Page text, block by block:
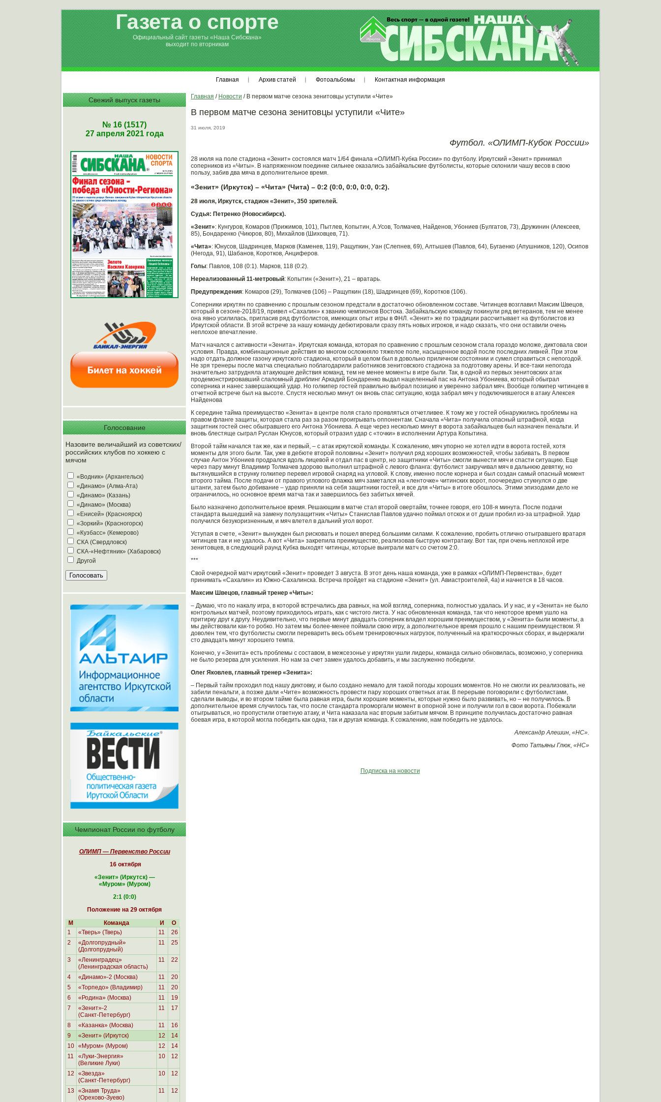
Газета о спорте
Официальный сайт газеты «Наша Сибскана»
выходит по вторникам
Главная Архив статей Фотоальбомы Контактная информация
Свежий выпуск газеты
№ 16 (1517)
27 апреля 2021 года
Голосование
Назовите величайший из советских/
российских клубов по хоккею с
мячом
«Водник» (Архангельск)
«Динамо» (Алма-Ата)
«Динамо» (Казань)
«Динамо» (Москва)
«Енисей» (Красноярск)
«Зоркий» (Красногорск)
«Кузбасс» (Кемерово)
СКА (Свердловск)
СКА-«Нефтяник» (Хабаровск)
Другой
Чемпионат России по футболу
ОЛИМП — Первенство России
16 октября
«Зенит» (Иркутск) —
«Муром» (Муром)
2:1 (0:0)
Положение на 29 октября
М
Команда И
О
1
«Тверь» (Тверь) 11
26
2
«Долгопрудный»
(Долгопрудный)
11 25
3
«Ленинградец»
(Ленинградская область)
11 22
4 «Динамо»-2 (Москва) 11
20
5
«Торпедо» (Владимир) 11
20
6
«Родина» (Москва) 11
19
7
«Зенит»-2
(Санкт-Петербург)
11 17
8 «Казанка» (Москва) 11
16
9
«Зенит» (Иркутск) 12
14
10 «Муром» (Муром) 12
14
11
«Луки-Энергия»
(Великие Луки)
10 12
12
«Звезда»
(Санкт-Петербург)
10 12
13
«Знамя Труда»
(Орехово-Зуево)
11 12
Главная / Новости / В первом матче сезона зенитовцы уступили «Чите»
В первом матче сезона зенитовцы уступили «Чите»
31 июля, 2019
Футбол. «ОЛИМП-Кубок России»
28 июля на поле стадиона «Зенит» состоялся матч 1/64 финала «ОЛИМП-Кубка России» по футболу. Иркутский «Зенит» принимал
соперников из «Читы». В напряженном поединке сильнее оказались забайкальские футболисты, которые склонили чашу весов в свою
пользу, забив два мяча в дополнительное время.
«Зенит» (Иркутск) – «Чита» (Чита) – 0:2 (0:0, 0:0, 0:0, 0:2).
28 июля, Иркутск, стадион «Зенит», 350 зрителей.
Судья: Петренко (Новосибирск).
«Зенит»: Кунгуров, Комаров (Прижимов, 101), Пытлев, Копытин, А.Усов, Толмачев, Найденов, Убониев (Булгатов, 73), Дружинин (Алексеев,
85), Бондаренко (Чиюров, 80), Михайлов (Шиховцев, 71).
«Чита»: Юнусов, Шадринцев, Марков (Каменев, 119), Ращупкин, Уан (Слепнев, 69), Алтышев (Павлов, 64), Бугаенко (Апушников, 120), Осипов
(Негода, 91), Шабанов, Коротков, Анциферов.
Голы: Павлов, 108 (0:1). Марков, 118 (0:2).
Нереализованный 11-метровый: Копытин («Зенит»), 21 – вратарь.
Предупреждения: Комаров (29), Толмачев (106) – Ращупкин (18), Шадринцев (69), Коротков (106).
Соперники иркутян по сравнению с прошлым сезоном предстали в достаточно обновленном составе. Читинцев возглавил Максим Швецов,
который в сезоне-2018/19, привел «Сахалин» к званию чемпионов Востока. Забайкальскую команду покинули ряд ветеранов, тем не менее
она явно усилилась, пригласив ряд футболистов, имеющих опыт игры в ФНЛ. «Зенит» же по традиции рассчитывает на футболистов из
Иркутской области. В этой встрече за нашу команду дебютировали сразу пять новых игроков, и надо сказать, что они оставили очень
неплохое впечатление.
Матч начался с активности «Зенита». Иркутская команда, которая по сравнению с прошлым сезоном стала гораздо моложе, диктовала свои
условия. Правда, комбинационные действия во многом осложняло тяжелое поле, насыщенное водой после последних ливней. При этом
надо отдать должное газону иркутского стадиона, который в целом был в довольно приличном состоянии и сумел справиться с непогодой.
Не зря тренеры после матча специально поблагодарили работников зенитовского стадиона за подготовку арены. И все-таки непогода
значительно затрудняла атакующие действия команд, тем не менее моменты в игре были. Так, в одной из первых зенитовских атак
продемонстрировавший слаломный дриблинг Аркадий Бондаренко выдал нацеленный пас на Антона Убониева, который обыграл
соперника и нанес завершающий удар. Но голкипер гостей правильно выбрал позицию и уверенно забрал мяч. Вообще голкипер читинцев в
отчетной встрече был на высоте. Спустя несколько минут он вновь спас ситуацию, когда забрал мяч у подключившегося в атаку Алексея
Найденова
К середине тайма преимущество «Зенита» в центре поля стало проявляться отчетливее. К тому же у гостей обнаружились проблемы на
правом фланге защиты, которая стала раз за разом проигрывать оппонентам. Сначала «Чита» получила опасный штрафной, когда
защитник гостей снес обыгравшего его Антона Убониева. А еще через несколько минут в ворота забайкальцев был назначен пенальти. И
вновь блестяще сыграл Руслан Юнусов, который отразил удар с «точки» в исполнении Артура Копытина.
Второй тайм начался так же, как и первый, – с атак иркутской команды. К сожалению, мяч упорно не хотел идти в ворота гостей, хотя
моменты для этого были. Так, уже в дебюте второй половины «Зенит» получил ряд хороших возможностей, чтобы забивать. В первом
случае Антон Убониев продрался вдоль лицевой и отдал пас в центр, но защитники «Читы» смогли вынести мяч и спасти ситуацию. Еще
через пару минут Владимир Толмачев здорово выполнил штрафной с левого фланга: футболист закручивал мяч в дальнюю девятку, но
вытянувшийся в струнку голкипер перевел игровой снаряд на угловой. К слову, именно после корнера и был создан самый опасный момент
второго тайма. После подачи от правого углового флажка мяч заметался на «ленточке» читинских ворот, поочередно стукнулся о две
штанги, затем было добивание – удар приняли на себя защитники гостей, и все для «Читы» в итоге обошлось. Этими эпизодами дело не
ограничилось, но основное время матча так и завершилось без забитых мячей.
Было назначено дополнительное время. Решающим в матче стал второй овертайм, точнее говоря, его 108-я минута. После подачи
стандарта вышедший на замену полузащитник «Читы» Станислав Павлов удачно поймал отскок и от души пробил из-за штрафной. Удар
получился безукоризненным, и мяч влетел в дальний угол ворот.
Уступая в счете, «Зенит» вынужден был рисковать и пошел вперед большими силами. К сожалению, пробить отлично отыгравшего вратаря
читинцев так и не удалось. А вот «Чита» закрепила преимущество, реализовав быструю контратаку. Вот так, при очень неплохой игре
зенитовцев, в следующий раунд Кубка выходят читинцы, которые выиграли матч со счетом 2:0.
***
Свой очередной матч иркутский «Зенит» проведет 3 августа. В этот день наша команда, уже в рамках «ОЛИМП-Первенства», будет
принимать «Сахалин» из Южно-Сахалинска. Встреча пройдет на стадионе «Зенит» (ул. Авиастроителей, 4а) и начнется в 18 часов.
Максим Швецов, главный тренер «Читы»:
– Думаю, что по накалу игра, в которой встречались два равных, на мой взгляд, соперника, полностью удалась. И у нас, и у «Зенита» не было
контрольных матчей, поэтому приходилось играть, как с чистого листа. У нас обновленная команда, так что некоторое время ушло на
притирку друг к другу. Неудивительно, что первые минут двадцать соперник владел хорошим преимуществом, у «Зенита» были моменты, а
мы действовали как-то робко. Но затем мы более-менее поймали свою игру, а дополнительное время прошло с нашим преимуществом. Я
доволен тем, что футболисты смогли переварить весь объем тренировочных нагрузок, полученный на краткосрочных сборах, и выдержали
сто двадцать минут хорошего темпа.
Конечно, у «Зенита» есть проблемы с составом, в межсезонье у иркутян ушли лидеры, команда сильно обновилась, возможно, у соперника
не было резерва для усиления. Но нам за счет замен удалось добавить, и мы заслуженно победили.
Олег Яковлев, главный тренер «Зенита»:
– Первый тайм проходил под нашу диктовку, и было создано немало для такой погоды хороших моментов. Но не смогли их реализовать, не
забили пенальти, а позже дали «Чите» возможность провести пару хороших ответных атак. В перерыве поговорили с футболистами,
сделали выводы, и во втором тайме была равная игра, были хорошие моменты, которые нужно было развивать, но – не получилось. В
дополнительное время случилось так, что после стандарта проморгали момент в опорной зоне и получили гол в свои ворота. Побежали
отыгрываться, но пропустили ответную атаку, и Чита наказала нас вторым забитым мячом. В принципе получилась достаточно равная
боевая игра, в которой могла победить как одна, так и другая команда. К сожалению, нам победить не удалось.
Александр Алешин, «НС».
Фото Татьяны Глюк, «НС»
Подписка на новости